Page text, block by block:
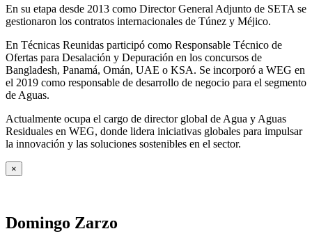
En su etapa desde 2013 como Director General Adjunto de SETA se
gestionaron los contratos internacionales de Túnez y Méjico.
En Técnicas Reunidas participó como Responsable Técnico de
Ofertas para Desalación y Depuración en los concursos de
Bangladesh, Panamá, Omán, UAE o KSA. Se incorporó a WEG en
el 2019 como responsable de desarrollo de negocio para el segmento
de Aguas.
Actualmente ocupa el cargo de director global de Agua y Aguas
Residuales en WEG, donde lidera iniciativas globales para impulsar
la innovación y las soluciones sostenibles en el sector.
×
Domingo Zarzo